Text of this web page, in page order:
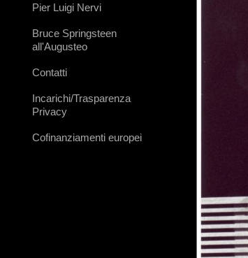
Pier Luigi Nervi
Bruce Springsteen
all'Augusteo
Contatti
Incarichi/Trasparenza
Privacy
Cofinanziamenti europei